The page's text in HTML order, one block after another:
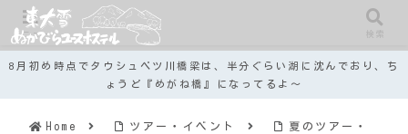
8月初め時点でタウシュベツ川橋梁は、半分ぐらい湖に沈んでおり、ち
ょうど『めがね橋』になってるよ～
Home ツアー・イベント
夏のツアー・
メニュー 検索